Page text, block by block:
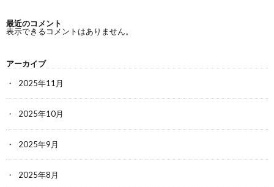
最近のコメント
表示できるコメントはありません。
アーカイブ
2025年11月
2025年10月
2025年9月
2025年8月